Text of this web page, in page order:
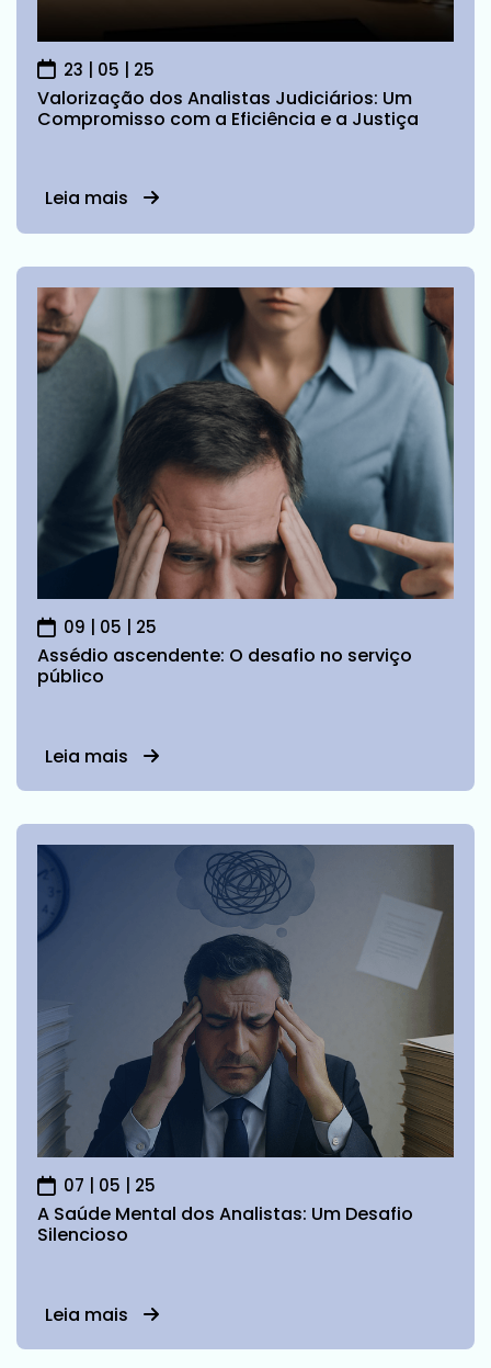
23 | 05 | 25
Valorização dos Analistas Judiciários: Um
Compromisso com a Eficiência e a Justiça
Leia mais
09 | 05 | 25
Assédio ascendente: O desafio no serviço
público
Leia mais
07 | 05 | 25
A Saúde Mental dos Analistas: Um Desafio
Silencioso
Leia mais